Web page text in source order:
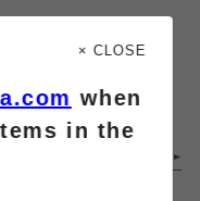
Tabio× CLOSE
when
in the